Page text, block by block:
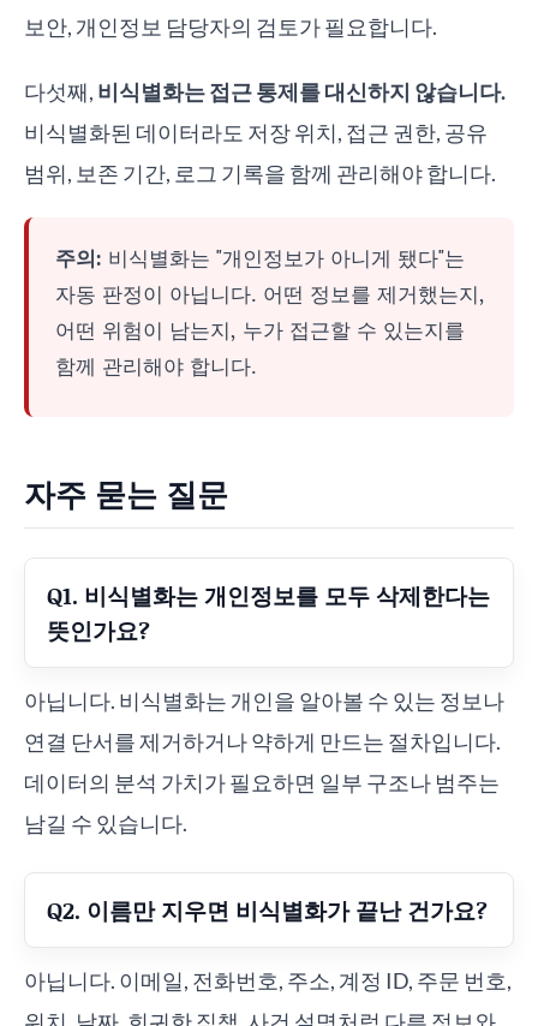
보안, 개인정보 담당자의 검토가 필요합니다.
다섯째, 비식별화는 접근 통제를 대신하지 않습니다.
비식별화된 데이터라도 저장 위치, 접근 권한, 공유
범위, 보존 기간, 로그 기록을 함께 관리해야 합니다.
주의: 비식별화는 "개인정보가 아니게 됐다"는
자동 판정이 아닙니다. 어떤 정보를 제거했는지,
어떤 위험이 남는지, 누가 접근할 수 있는지를
함께 관리해야 합니다.
자주 묻는 질문
Q1. 비식별화는 개인정보를 모두 삭제한다는
뜻인가요?
아닙니다. 비식별화는 개인을 알아볼 수 있는 정보나
연결 단서를 제거하거나 약하게 만드는 절차입니다.
데이터의 분석 가치가 필요하면 일부 구조나 범주는
남길 수 있습니다.
Q2. 이름만 지우면 비식별화가 끝난 건가요?
아닙니다. 이메일, 전화번호, 주소, 계정 ID, 주문 번호,